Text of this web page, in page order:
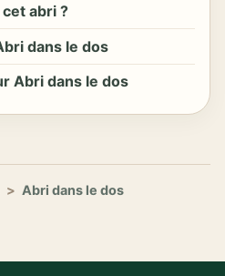
abri ?
dans le dos
Abri dans le dos
> Abri dans le dos